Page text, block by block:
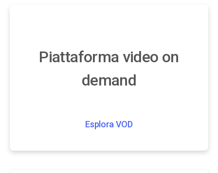
Piattaforma video on
demand
Esplora VOD